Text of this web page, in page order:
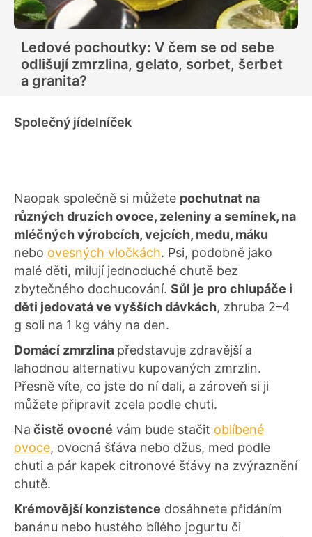
Ledové pochoutky: V čem se od sebe
odlišují zmrzlina, gelato, sorbet, šerbet
a granita?
Společný jídelníček
Naopak společně si můžete pochutnat na
různých druzích ovoce, zeleniny a semínek, na
mléčných výrobcích, vejcích, medu, máku
nebo ovesných vločkách. Psi, podobně jako
malé děti, milují jednoduché chutě bez
zbytečného dochucování. Sůl je pro chlupáče i
děti jedovatá ve vyšších dávkách, zhruba 2–4
g soli na 1 kg váhy na den.
Domácí zmrzlina představuje zdravější a
lahodnou alternativu kupovaných zmrzlin.
Přesně víte, co jste do ní dali, a zároveň si ji
můžete připravit zcela podle chuti.
Na čistě ovocné vám bude stačit oblíbené
ovoce, ovocná šťáva nebo džus, med podle
chuti a pár kapek citronové šťávy na zvýraznění
chutě.
Krémovější konzistence dosáhnete přidáním
banánu nebo hustého bílého jogurtu či